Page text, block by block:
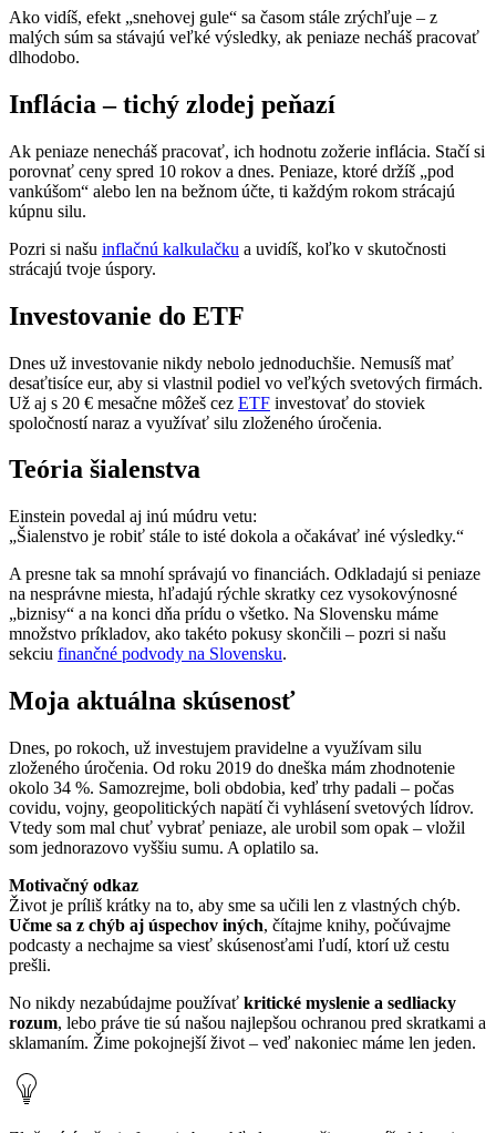
Ako vidíš, efekt „snehovej gule“ sa časom stále zrýchľuje – z
malých súm sa stávajú veľké výsledky, ak peniaze necháš pracovať
dlhodobo.
Inflácia – tichý zlodej peňazí
Ak peniaze nenecháš pracovať, ich hodnotu zožerie inflácia. Stačí si
porovnať ceny spred 10 rokov a dnes. Peniaze, ktoré držíš „pod
vankúšom“ alebo len na bežnom účte, ti každým rokom strácajú
kúpnu silu.
Pozri si našu inflačnú kalkulačku a uvidíš, koľko v skutočnosti
strácajú tvoje úspory.
Investovanie do ETF
Dnes už investovanie nikdy nebolo jednoduchšie. Nemusíš mať
desaťtisíce eur, aby si vlastnil podiel vo veľkých svetových firmách.
Už aj s 20 € mesačne môžeš cez ETF investovať do stoviek
spoločností naraz a využívať silu zloženého úročenia.
Teória šialenstva
Einstein povedal aj inú múdru vetu:
„Šialenstvo je robiť stále to isté dokola a očakávať iné výsledky.“
A presne tak sa mnohí správajú vo financiách. Odkladajú si peniaze
na nesprávne miesta, hľadajú rýchle skratky cez vysokovýnosné
„biznisy“ a na konci dňa prídu o všetko. Na Slovensku máme
množstvo príkladov, ako takéto pokusy skončili – pozri si našu
sekciu finančné podvody na Slovensku.
Moja aktuálna skúsenosť
Dnes, po rokoch, už investujem pravidelne a využívam silu
zloženého úročenia. Od roku 2019 do dneška mám zhodnotenie
okolo 34 %. Samozrejme, boli obdobia, keď trhy padali – počas
covidu, vojny, geopolitických napätí či vyhlásení svetových lídrov.
Vtedy som mal chuť vybrať peniaze, ale urobil som opak – vložil
som jednorazovo vyššiu sumu. A oplatilo sa.
Motivačný odkaz
Život je príliš krátky na to, aby sme sa učili len z vlastných chýb.
Učme sa z chýb aj úspechov iných, čítajme knihy, počúvajme
podcasty a nechajme sa viesť skúsenosťami ľudí, ktorí už cestu
prešli.
No nikdy nezabúdajme používať kritické myslenie a sedliacky
rozum, lebo práve tie sú našou najlepšou ochranou pred skratkami a
sklamaním. Žime pokojnejší život – veď nakoniec máme len jeden.